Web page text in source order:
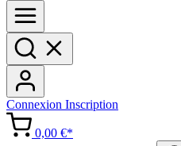
Connexion Inscription
0,00 €*